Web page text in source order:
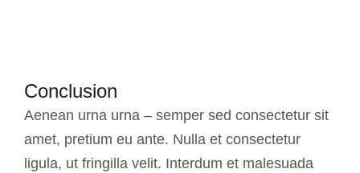
Conclusion
Aenean urna urna – semper sed consectetur sit
amet, pretium eu ante. Nulla et consectetur
ligula, ut fringilla velit. Interdum et malesuada